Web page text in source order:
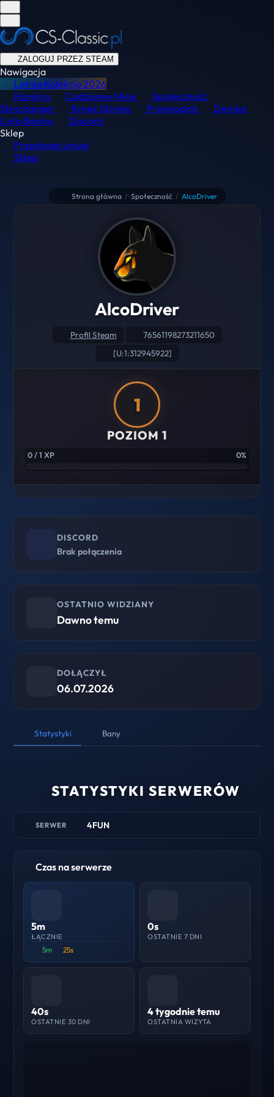
ZALOGUJ PRZEZ STEAM
Nawigacja
Letnia Kolekcja2026
Ranking
Codzienne Misje
Społeczność
Skinchanger
Rynek Skinów Przewodnik
Demka
Lista Banów
Discord
Sklep
Przeglądaj usługi
Sklep
Strona główna / Społeczność / AlcoDriver
AlcoDriver
Profil Steam
76561198273211650
[U:1:312945922]
1
POZIOM 1
0 / 1 XP 0%
DISCORD
Brak połączenia
OSTATNIO WIDZIANY
Dawno temu
DOŁĄCZYŁ
06.07.2026
Statystyki Bany
STATYSTYKI SERWERÓW
SERWER 4FUN
Czas na serwerze
5m
ŁĄCZNIE
5m 25s
0s
OSTATNIE 7 DNI
40s
OSTATNIE 30 DNI
4 tygodnie temu
OSTATNIA WIZYTA